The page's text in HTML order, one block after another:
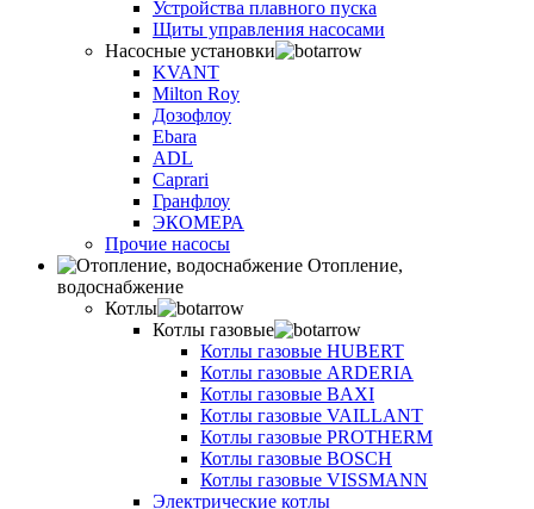
Устройства плавного пуска
Щиты управления насосами
Насосные установки
KVANT
Milton Roy
Дозофлоу
Ebara
ADL
Caprari
Гранфлоу
ЭКОМЕРА
Прочие насосы
Отопление,
водоснабжение
Котлы
Котлы газовые
Котлы газовые HUBERT
Котлы газовые ARDERIA
Котлы газовые BAXI
Котлы газовые VAILLANT
Котлы газовые PROTHERM
Котлы газовые BOSCH
Котлы газовые VISSMANN
Электрические котлы